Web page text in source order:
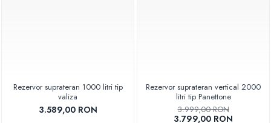
Rezervor suprateran 1000 litri tip
valiza
3.589,00 RON
Rezervor suprateran vertical 2000
litri tip Panettone
3.999,00 RON
3.799,00 RON